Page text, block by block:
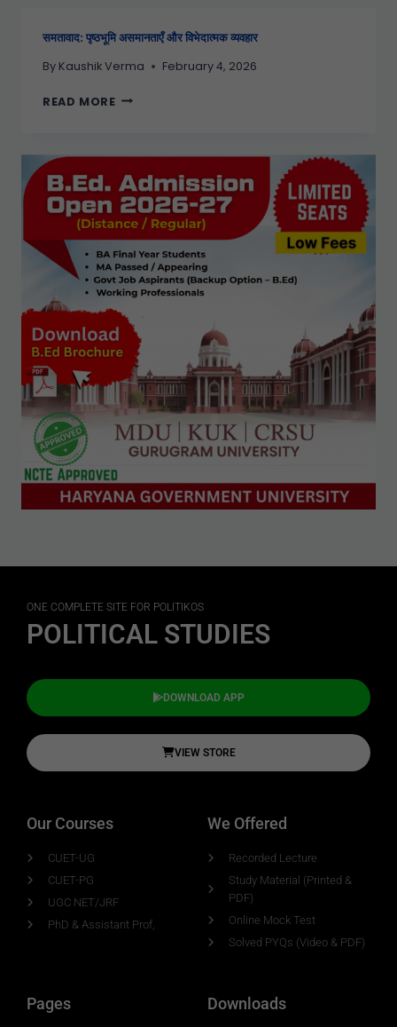
समतावाद: पृष्ठभूमि असमानताएँ और विभेदात्मक व्यवहार
By Kaushik Verma February 4, 2026
READ MORE
ONE COMPLETE SITE FOR POLITIKOS
POLITICAL STUDIES
DOWNLOAD APP
VIEW STORE
Our Courses
CUET-UG
CUET-PG
UGC NET/JRF
PhD & Assistant Prof,
We Offered
Recorded Lecture
Study Material (Printed &
PDF)
Online Mock Test
Solved PYQs (Video & PDF)
Pages Downloads